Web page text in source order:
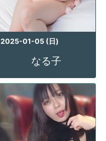
2025-01-05 (日)
なる子